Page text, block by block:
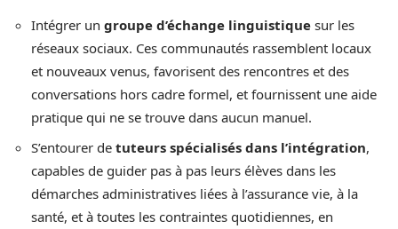
Intégrer un groupe d’échange linguistique sur les
réseaux sociaux. Ces communautés rassemblent locaux
et nouveaux venus, favorisent des rencontres et des
conversations hors cadre formel, et fournissent une aide
pratique qui ne se trouve dans aucun manuel.
S’entourer de tuteurs spécialisés dans l’intégration,
capables de guider pas à pas leurs élèves dans les
démarches administratives liées à l’assurance vie, à la
santé, et à toutes les contraintes quotidiennes, en